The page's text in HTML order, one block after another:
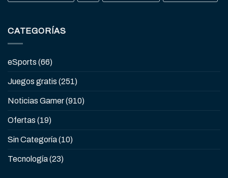
CATEGORÍAS
eSports (66)
Juegos gratis (251)
Noticias Gamer(910)
Ofertas (19)
Sin Categoría(10)
Tecnología(23)